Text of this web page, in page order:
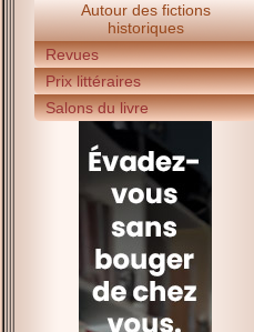
Autour des fictions
historiques
Revues
Prix littéraires
Salons du livre